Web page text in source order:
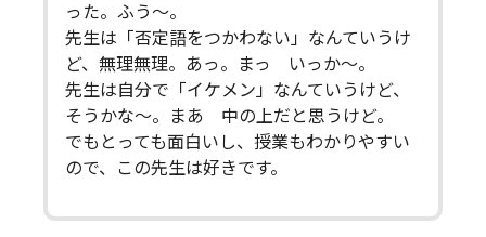
った。ふう～。
先生は「否定語をつかわない」なんていうけ
ど、無理無理。あっ。まっ いっか～。
先生は自分で「イケメン」なんていうけど、
そうかな～。まあ 中の上だと思うけど。
でもとっても面白いし、授業もわかりやすい
ので、この先生は好きです。